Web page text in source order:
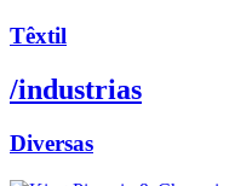
Têxtil
/industrias
Diversas